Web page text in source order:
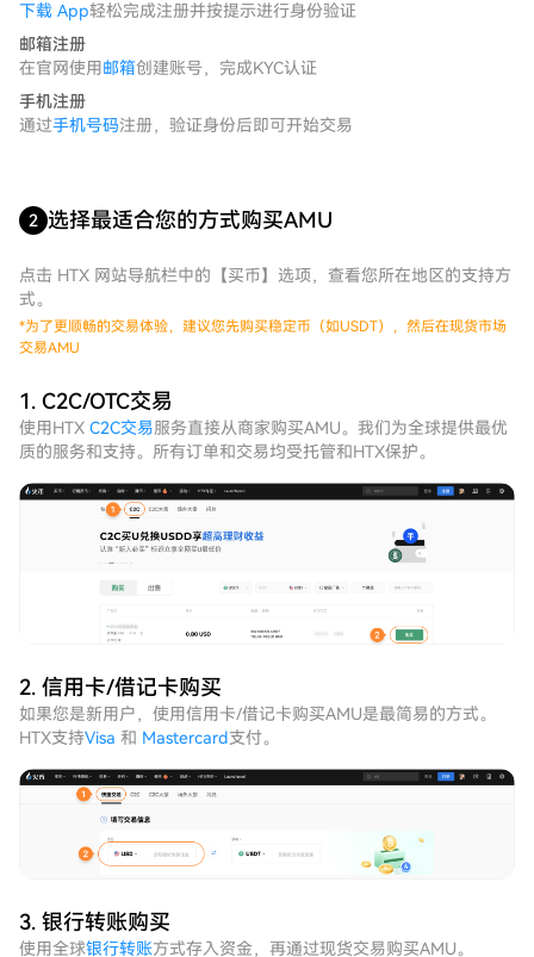
下载 App轻松完成注册并按提示进行身份验证
邮箱注册
在官网使用 邮箱创建账号，完成KYC认证
手机注册
通过手机号码注册，验证身份后即可开始交易
2 选择最适合您的方式购买AMU
点击 HTX 网站导航栏中的【买币】选项，查看您所在地区的支持方
式。
*为了更顺畅的交易体验，建议您先购买稳定币（如USDT），然后在现货市场
交易AMU
1. C2C/OTC交易
使用HTX C2C交易服务直接从商家购买AMU。我们为全球提供最优
质的服务和支持。所有订单和交易均受托管和HTX保护。
2. 信用卡/借记卡购买
如果您是新用户，使用信用卡/借记卡购买AMU是最简易的方式。
HTX支持Visa 和 Mastercard支付。
3. 银行转账购买
使用全球银行转账方式存入资金，再通过现货交易购买AMU。